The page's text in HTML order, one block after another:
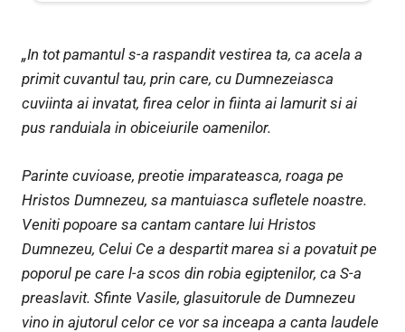
„In tot pamantul s-a raspandit vestirea ta, ca acela a
primit cuvantul tau, prin care, cu Dumnezeiasca
cuviinta ai invatat, firea celor in fiinta ai lamurit si ai
pus randuiala in obiceiurile oamenilor.
Parinte cuvioase, preotie imparateasca, roaga pe
Hristos Dumnezeu, sa mantuiasca sufletele noastre.
Veniti popoare sa cantam cantare lui Hristos
Dumnezeu, Celui Ce a despartit marea si a povatuit pe
poporul pe care l-a scos din robia egiptenilor, ca S-a
preaslavit. Sfinte Vasile, glasuitorule de Dumnezeu
vino in ajutorul celor ce vor sa inceapa a canta laudele